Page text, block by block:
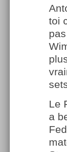
toi
Le
a